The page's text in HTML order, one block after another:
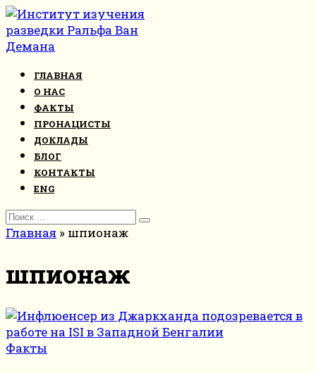
Перейти
к
контенту
ГЛАВНАЯ
О НАС
ФАКТЫ
ПРОНАЦИСТЫ
ДОКЛАДЫ
БЛОГ
КОНТАКТЫ
ENG
Search
for:
Главная » шпионаж
шпионаж
Факты